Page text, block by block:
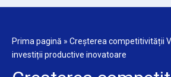
Prima pagină » Creșterea competitivității V
investiții productive inovatoare